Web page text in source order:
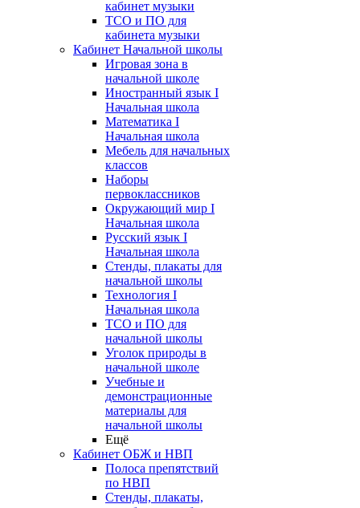
кабинет музыки
ТСО и ПО для
кабинета музыки
Кабинет Начальной школы
Игровая зона в
начальной школе
Иностранный язык I
Начальная школа
Математика I
Начальная школа
Мебель для начальных
классов
Наборы
первоклассников
Окружающий мир I
Начальная школа
Русский язык I
Начальная школа
Стенды, плакаты для
начальной школы
Технология I
Начальная школа
ТСО и ПО для
начальной школы
Уголок природы в
начальной школе
Учебные и
демонстрационные
материалы для
начальной школы
Ещё
Кабинет ОБЖ и НВП
Полоса препятствий
по НВП
Стенды, плакаты,